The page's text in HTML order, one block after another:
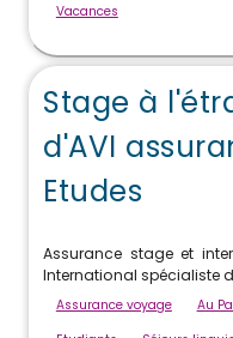
Vacances
Stage à
d'AVI
Etudes
Assurance stage et
International spécialiste
Assurance voyage Au